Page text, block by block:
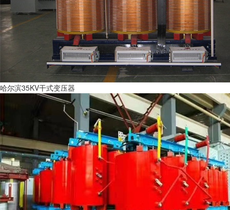
哈尔滨35KV干式变压器